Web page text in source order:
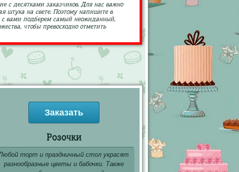
с десятками заказчиков. Для нас важно
штука на свете. Поэтому напишите в
с вами подберем самый неожиданный,
чтобы превосходно отметить
Заказать
Розочки
торт и праздничный стол украсят
разнообразные цветы и бабочки. Также